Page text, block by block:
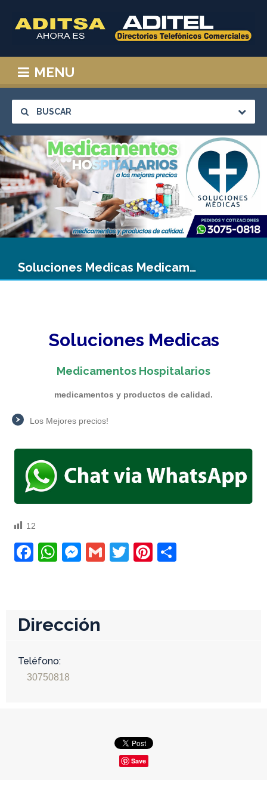
MENU
BUSCAR
Soluciones Medicas Medicamentos Hospitalarios
Soluciones Medicas
Medicamentos Hospitalarios
medicamentos y productos de calidad.
Los Mejores precios!
12
Facebook
WhatsApp
Messenger
GmailTwitterPinterest
Dirección
Teléfono:
30750818
Save